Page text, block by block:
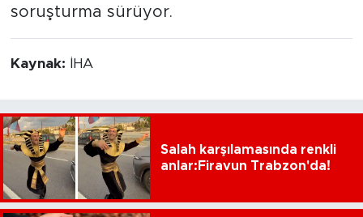
soruşturma sürüyor.
Kaynak: İHA
Salah karşılamasında renkli
anlar:Firavun Trabzon'da!